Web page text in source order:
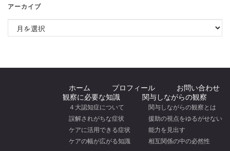
アーカイブ
アーカイブ
ホーム プロフィール
お問い合わせ
観察に必要な知識
４大認知症について
誤解されがちな症状
ケアに活用できる症状
ケアの幅が広がる知識
関与しながらの観察
関与しながらの観察とは
援助の視点をゆるがせない
能力を見出す
相互関係の中の必然性